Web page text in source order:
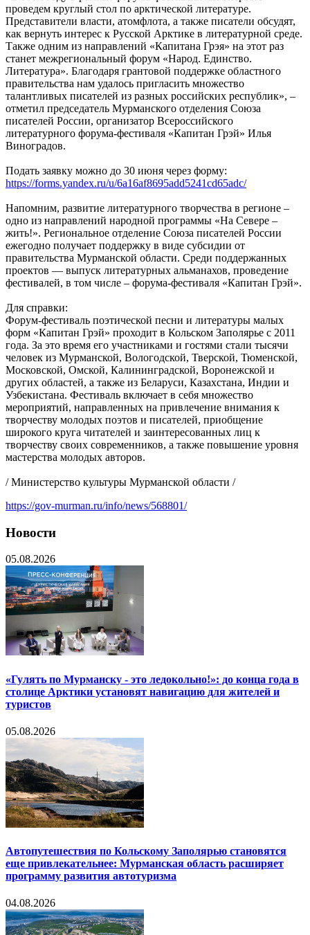
проведем круглый стол по арктической литературе.
Представители власти, атомфлота, а также писатели обсудят,
как вернуть интерес к Русской Арктике в литературной среде.
Также одним из направлений «Капитана Грэя» на этот раз
станет межрегиональный форум «Народ. Единство.
Литература». Благодаря грантовой поддержке областного
правительства нам удалось пригласить множество
талантливых писателей из разных российских республик», –
отметил председатель Мурманского отделения Союза
писателей России, организатор Всероссийского
литературного форума-фестиваля «Капитан Грэй» Илья
Виноградов.
Подать заявку можно до 30 июня через форму:
https://forms.yandex.ru/u/6a16af8695add5241cd65adc/
Напомним, развитие литературного творчества в регионе –
одно из направлений народной программы «На Севере –
жить!». Региональное отделение Союза писателей России
ежегодно получает поддержку в виде субсидии от
правительства Мурманской области. Среди поддержанных
проектов — выпуск литературных альманахов, проведение
фестивалей, в том числе – форума-фестиваля «Капитан Грэй».
Для справки:
Форум-фестиваль поэтической песни и литературы малых
форм «Капитан Грэй» проходит в Кольском Заполярье с 2011
года. За это время его участниками и гостями стали тысячи
человек из Мурманской, Вологодской, Тверской, Тюменской,
Московской, Омской, Калининградской, Воронежской и
других областей, а также из Беларуси, Казахстана, Индии и
Узбекистана. Фестиваль включает в себя множество
мероприятий, направленных на привлечение внимания к
творчеству молодых поэтов и писателей, приобщение
широкого круга читателей и заинтересованных лиц к
творчеству своих современников, а также повышение уровня
мастерства молодых авторов.
/ Министерство культуры Мурманской области /
https://gov-murman.ru/info/news/568801/
Новости
05.08.2026
«Гулять по Мурманску - это ледокольно!»: до конца года в
столице Арктики установят навигацию для жителей и
туристов
05.08.2026
Автопутешествия по Кольскому Заполярью становятся
еще привлекательнее: Мурманская область расширяет
программу развития автотуризма
04.08.2026